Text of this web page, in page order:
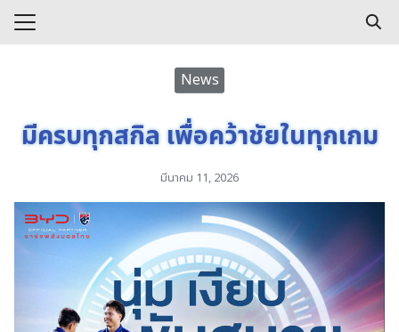
Skip
News
มีครบทุกสกิล เพื่อคว้าชัยในทุกเกม
มีนาคม 11, 2026